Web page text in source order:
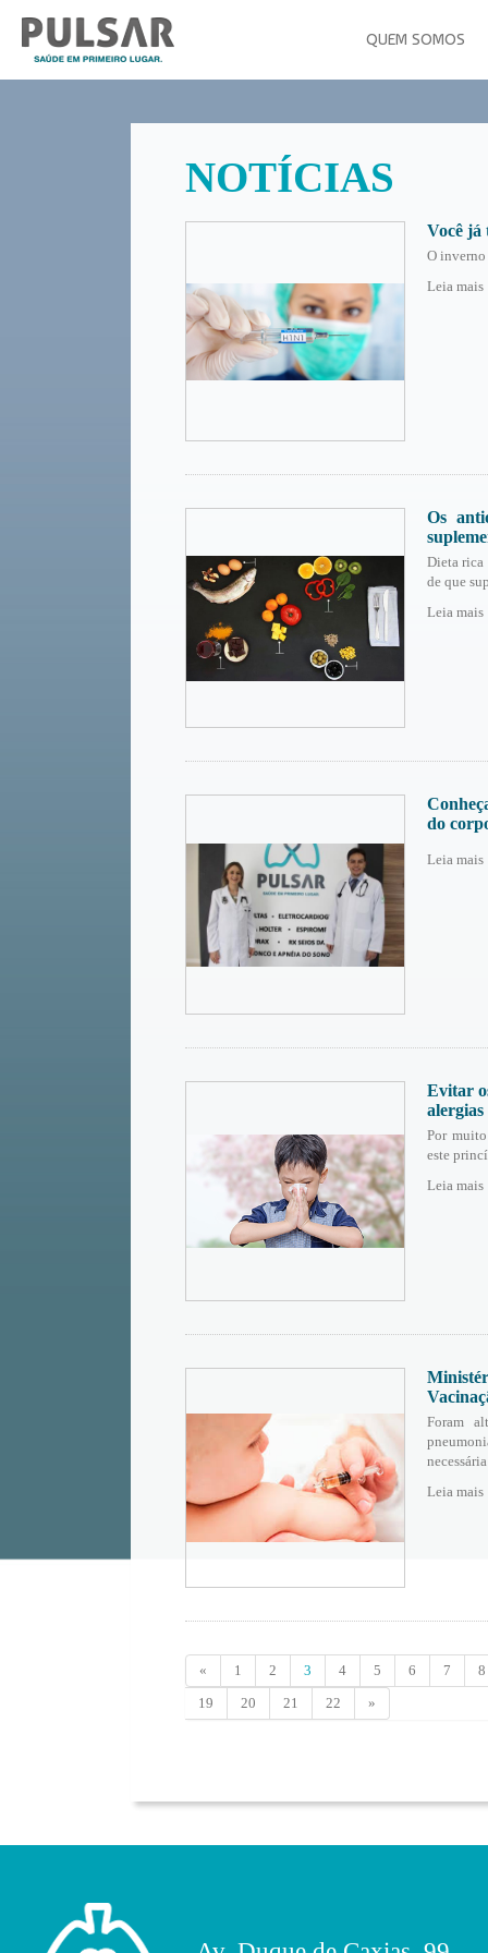
QUEM SOMOS
NOTÍCIAS
Você já
O inverno
Leia mais
Os
Dieta rica
de que
Leia mais
do
Leia mais
Evitar
alergias
Por
este
Leia mais
Foram
Leia mais
« 1 2 3 4 5 6 7
8
19
20 21 22 »